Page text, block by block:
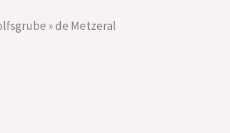
» de Metzeral